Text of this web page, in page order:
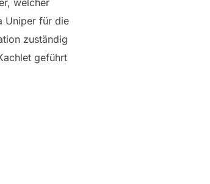
welcher
Uniper für die
zuständig
geführt